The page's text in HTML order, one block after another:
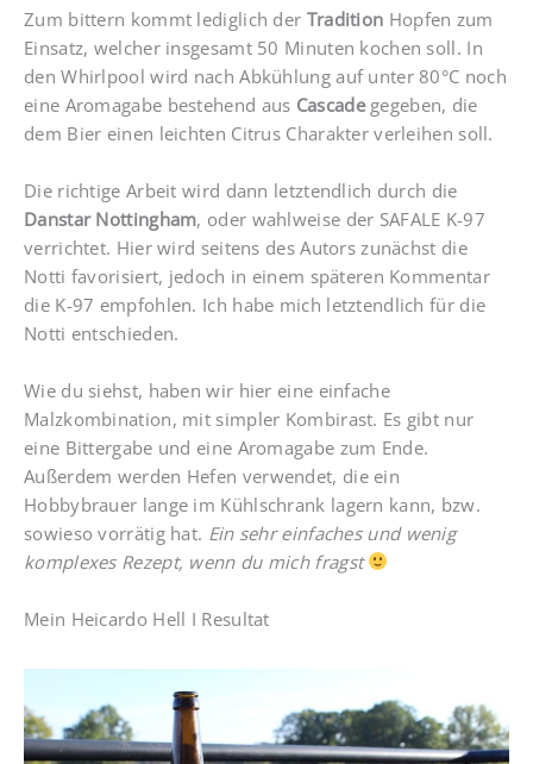
Zum bittern kommt lediglich der Tradition Hopfen zum
Einsatz, welcher insgesamt 50 Minuten kochen soll. In
den Whirlpool wird nach Abkühlung auf unter 80°C noch
eine Aromagabe bestehend aus Cascadegegeben, die
dem Bier einen leichten Citrus Charakter verleihen soll.
Die richtige Arbeit wird dann letztendlich durch die
Danstar Nottingham, oder wahlweise der SAFALE K-97
verrichtet. Hier wird seitens des Autors zunächst die
Notti favorisiert, jedoch in einem späteren Kommentar
die K-97 empfohlen. Ich habe mich letztendlich für die
Notti entschieden.
Wie du siehst, haben wir hier eine einfache
Malzkombination, mit simpler Kombirast. Es gibt nur
eine Bittergabe und eine Aromagabe zum Ende.
Außerdem werden Hefen verwendet, die ein
Hobbybrauer lange im Kühlschrank lagern kann, bzw.
sowieso vorrätig hat. Ein sehr einfaches und wenig
komplexes Rezept, wenn du mich fragst
Mein Heicardo Hell I Resultat